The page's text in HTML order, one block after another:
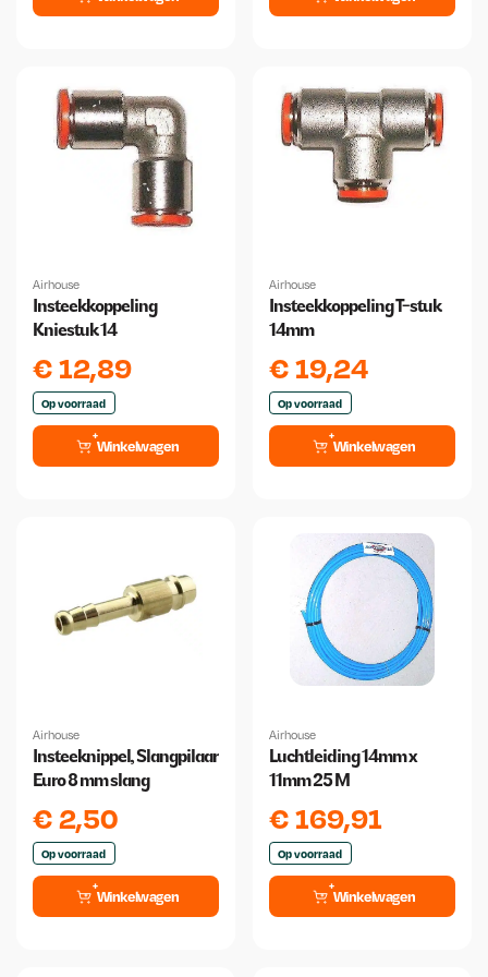
Airhouse
Insteekkoppeling
Kniestuk 14
€12,89
Op voorraad
Winkelwagen
Airhouse
Insteekkoppeling T-stuk
14mm
€19,24
Op voorraad
Winkelwagen
Airhouse
Insteeknippel, Slangpilaar
Euro 8 mm slang
€2,50
Op voorraad
Winkelwagen
Airhouse
Luchtleiding 14mm x
11mm 25 M
€169,91
Op voorraad
Winkelwagen